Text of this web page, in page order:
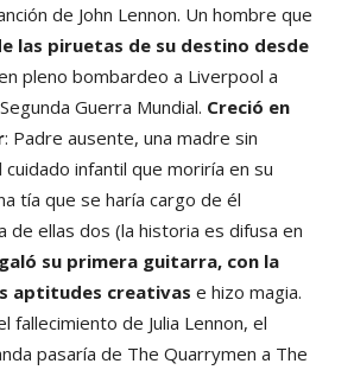
de John Lennon. Un hombre que
las piruetas de su destino desde
pleno bombardeo a Liverpool a
Guerra Mundial. Creció en
: Padre ausente, una madre sin
infantil que moriría en su
tía que se haría cargo de él
de ellas dos (la historia es difusa en
su primera guitarra, con la
aptitudes creativas e hizo magia.
fallecimiento de Julia Lennon, el
pasaría de The Quarrymen a The